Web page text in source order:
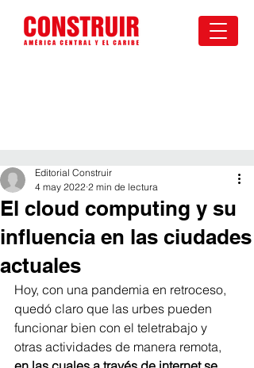
El cloud computing y su
influencia en las ciudades
actuales
Editorial Construir
4 may 2022 2 min de lectura
Hoy, con una pandemia en retroceso,
quedó claro que las urbes pueden
funcionar bien con el teletrabajo y
otras actividades de manera remota,